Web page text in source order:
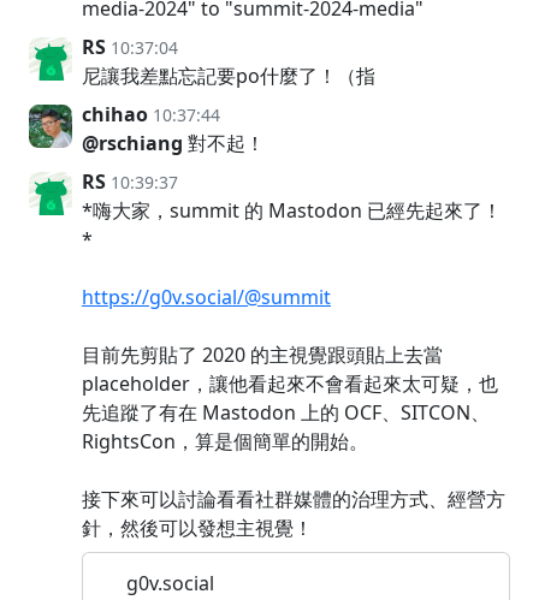
media-2024" to "summit-2024-media"
RS 10:37:04
尼讓我差點忘記要po什麼了！（指
chihao 10:37:44
@rschiang 對不起！
RS 10:39:37
*嗨大家，summit 的 Mastodon 已經先起來了！
*
https://g0v.social/@summit
目前先剪貼了 2020 的主視覺跟頭貼上去當
placeholder，讓他看起來不會看起來太可疑，也
先追蹤了有在 Mastodon 上的 OCF、SITCON、
RightsCon，算是個簡單的開始。
接下來可以討論看看社群媒體的治理方式、經營方
針，然後可以發想主視覺！
g0v.social